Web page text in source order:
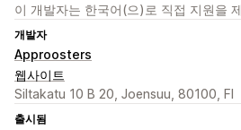
이 개발자는 한국어(으)로 직접 지원을
개발자
Approosters
웹사이트
Siltakatu 10 B 20, Joensuu, 80100, FI
출시됨